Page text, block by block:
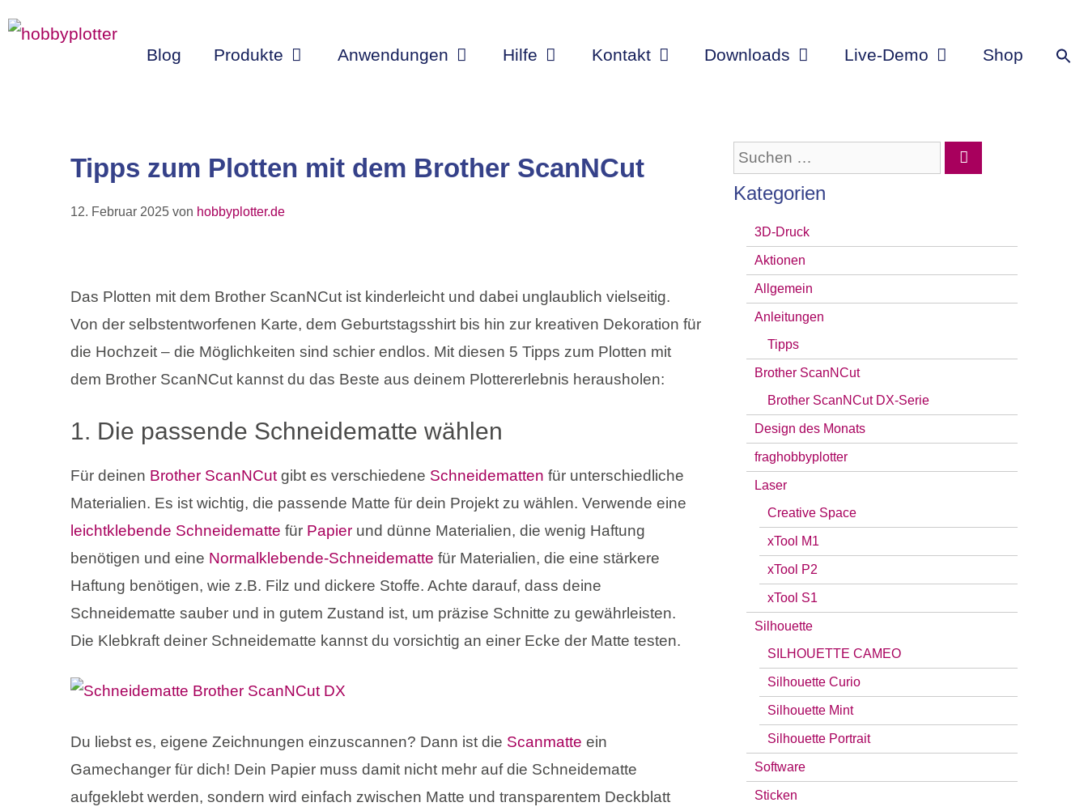
Inhalt
Blog Produkte Anwendungen Hilfe Kontakt Downloads Live-Demo Shop
Tipps zum Plotten mit dem Brother ScanNCut
12. Februar 2025 von hobbyplotter.de
Das Plotten mit dem Brother ScanNCut ist kinderleicht und dabei unglaublich vielseitig.
Von der selbstentworfenen Karte, dem Geburtstagsshirt bis hin zur kreativen Dekoration für
die Hochzeit – die Möglichkeiten sind schier endlos. Mit diesen 5 Tipps zum Plotten mit
dem Brother ScanNCut kannst du das Beste aus deinem Plottererlebnis herausholen:
1. Die passende Schneidematte wählen
Für deinen Brother ScanNCut gibt es verschiedene Schneidematten für unterschiedliche
Materialien. Es ist wichtig, die passende Matte für dein Projekt zu wählen. Verwende eine
leichtklebende Schneidematte für Papier und dünne Materialien, die wenig Haftung
benötigen und eine Normalklebende-Schneidematte für Materialien, die eine stärkere
Haftung benötigen, wie z.B. Filz und dickere Stoffe. Achte darauf, dass deine
Schneidematte sauber und in gutem Zustand ist, um präzise Schnitte zu gewährleisten.
Die Klebkraft deiner Schneidematte kannst du vorsichtig an einer Ecke der Matte testen.
Du liebst es, eigene Zeichnungen einzuscannen? Dann ist die Scanmatte ein
Gamechanger für dich! Dein Papier muss damit nicht mehr auf die Schneidematte
aufgeklebt werden, sondern wird einfach zwischen Matte und transparentem Deckblatt
Suchen
Kategorien
3D-Druck
Aktionen
Allgemein
Anleitungen
Tipps
Brother ScanNCut
Brother ScanNCut DX-Serie
Design des Monats
fraghobbyplotter
Laser
Creative Space
xTool M1
xTool P2
xTool S1
Silhouette
SILHOUETTE CAMEO
Silhouette Curio
Silhouette Mint
Silhouette Portrait
Software
Sticken